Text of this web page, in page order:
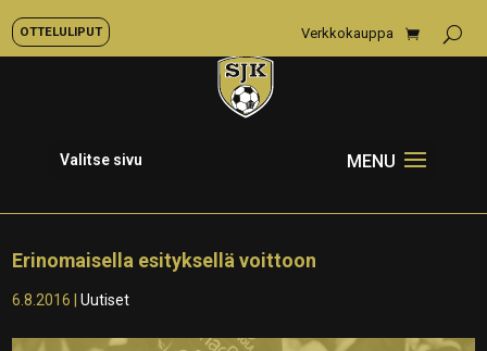
OTTELULIPUT Verkkokauppa
Valitse sivu
Erinomaisella esityksellä voittoon
6.8.2016 |Uutiset